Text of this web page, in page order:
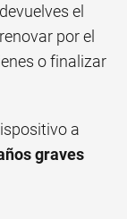
el
por el
o finalizar
a
graves